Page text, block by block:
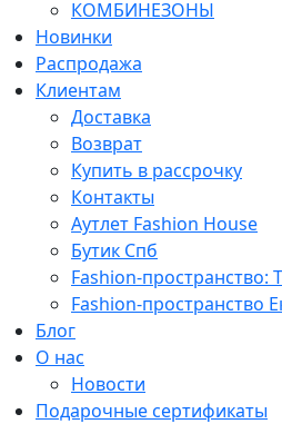
КОМБИНЕЗОНЫ
Новинки
Распродажа
Клиентам
Доставка
Возврат
Купить в рассрочку
Контакты
Аутлет Fashion House
Бутик Спб
Fashion-пространство:
Fashion-пространство
Блог
О нас
Новости
Подарочные сертификаты